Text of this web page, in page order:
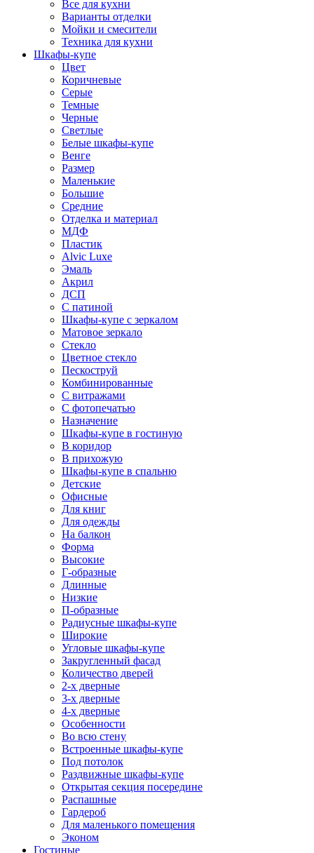
Все для кухни
Варианты отделки
Мойки и смесители
Техника для кухни
Шкафы-купе
Цвет
Коричневые
Серые
Темные
Черные
Светлые
Белые шкафы-купе
Венге
Размер
Маленькие
Большие
Средние
Отделка и материал
МДФ
Пластик
Alvic Luxe
Эмаль
Акрил
ДСП
С патиной
Шкафы-купе с зеркалом
Матовое зеркало
Стекло
Цветное стекло
Пескоструй
Комбинированные
С витражами
С фотопечатью
Назначение
Шкафы-купе в гостиную
В коридор
В прихожую
Шкафы-купе в спальню
Детские
Офисные
Для книг
Для одежды
На балкон
Форма
Высокие
Г-образные
Длинные
Низкие
П-образные
Радиусные шкафы-купе
Широкие
Угловые шкафы-купе
Закругленный фасад
Количество дверей
2-х дверные
3-х дверные
4-х дверные
Особенности
Во всю стену
Встроенные шкафы-купе
Под потолок
Раздвижные шкафы-купе
Открытая секция посередине
Распашные
Гардероб
Для маленького помещения
Эконом
Гостиные